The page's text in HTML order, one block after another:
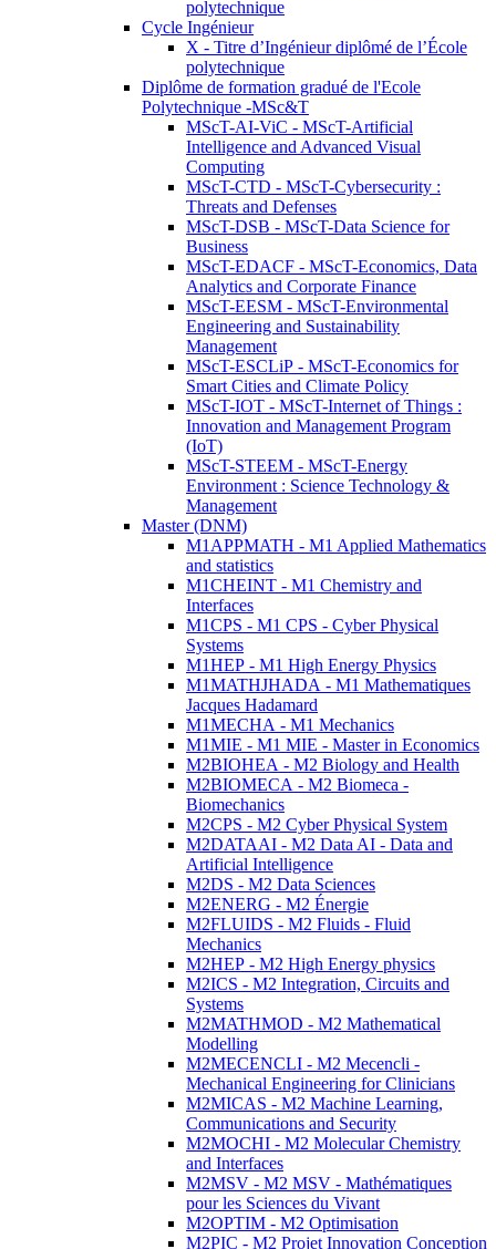
polytechnique
Cycle Ingénieur
X - Titre d’Ingénieur diplômé de l’École
polytechnique
Diplôme de formation gradué de l'Ecole
Polytechnique -MSc&T
MScT-AI-ViC - MScT-Artificial
Intelligence and Advanced Visual
Computing
MScT-CTD - MScT-Cybersecurity :
Threats and Defenses
MScT-DSB - MScT-Data Science for
Business
MScT-EDACF - MScT-Economics, Data
Analytics and Corporate Finance
MScT-EESM - MScT-Environmental
Engineering and Sustainability
Management
MScT-ESCLiP - MScT-Economics for
Smart Cities and Climate Policy
MScT-IOT - MScT-Internet of Things :
Innovation and Management Program
(IoT)
MScT-STEEM - MScT-Energy
Environment : Science Technology &
Management
Master (DNM)
M1APPMATH - M1 Applied Mathematics
and statistics
M1CHEINT - M1 Chemistry and
Interfaces
M1CPS - M1 CPS - Cyber Physical
Systems
M1HEP - M1 High Energy Physics
M1MATHJHADA - M1 Mathematiques
Jacques Hadamard
M1MECHA - M1 Mechanics
M1MIE - M1 MIE - Master in Economics
M2BIOHEA - M2 Biology and Health
M2BIOMECA - M2 Biomeca -
Biomechanics
M2CPS - M2 Cyber Physical System
M2DATAAI - M2 Data AI - Data and
Artificial Intelligence
M2DS - M2 Data Sciences
M2ENERG - M2 Énergie
M2FLUIDS - M2 Fluids - Fluid
Mechanics
M2HEP - M2 High Energy physics
M2ICS - M2 Integration, Circuits and
Systems
M2MATHMOD - M2 Mathematical
Modelling
M2MECENCLI - M2 Mecencli -
Mechanical Engineering for Clinicians
M2MICAS - M2 Machine Learning,
Communications and Security
M2MOCHI - M2 Molecular Chemistry
and Interfaces
M2MSV - M2 MSV - Mathématiques
pour les Sciences du Vivant
M2OPTIM - M2 Optimisation
M2PIC - M2 Projet Innovation Conception